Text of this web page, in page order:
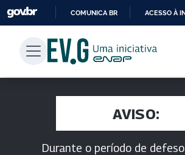
PARA
CONTEÚDO
COMUNICA BR ACESSO À
AVISO:
Durante o período de